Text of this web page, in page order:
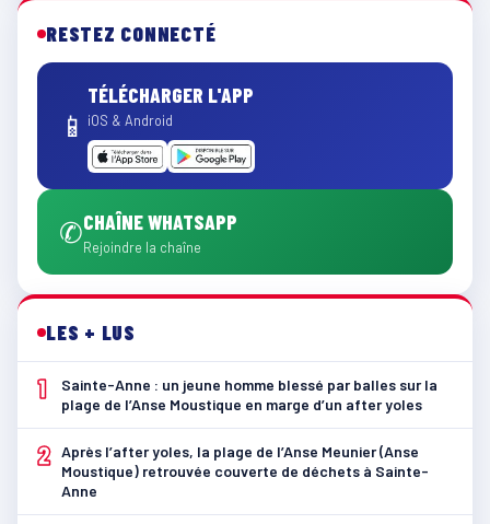
RESTEZ CONNECTÉ
📱
TÉLÉCHARGER L'APP
iOS & Android
✆CHAÎNE WHATSAPP
Rejoindre la chaîne
LES + LUS
1
Sainte-Anne : un jeune homme blessé par balles sur la
plage de l’Anse Moustique en marge d’un after yoles
2 Après l’after yoles, la plage de l’Anse Meunier (Anse
Moustique) retrouvée couverte de déchets à Sainte-
Anne